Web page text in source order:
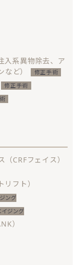
入系異物除去、ア
ど）
CRFフェイス）
フト）
）